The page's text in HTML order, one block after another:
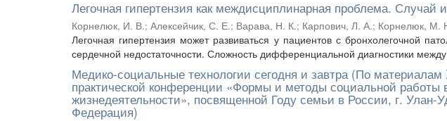
Легочная гипертензия как междисциплинарная проблема. Случай
Корнелюк, И. В.; Алексейчик, С. Е.; Варава, Н. К.; Карпович, Л. А.; Корнелюк, М.
Легочная гипертензия может развиваться у пациентов с бронхолегочной
сердечной недостаточности. Сложность дифференциальной диагностики
Медико-социальные технологии сегодня и завтра (По
практической конференции «Формы и методы социальной работы
жизнедеятельности», посвященной Году семьи в России, г. Улан-
Федерация)